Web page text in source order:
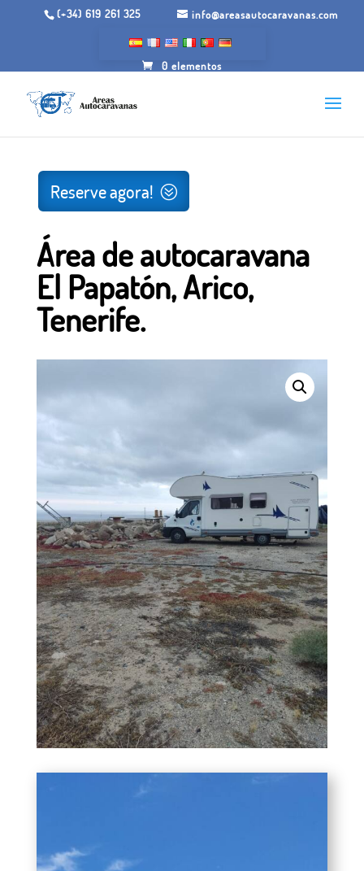
(+34) 619 261 325 info@areasautocaravanas.com
0 elementos
Papatón, Arico, Tenerife.
Reserve agora!
Área de autocaravana
El Papatón, Arico,
Tenerife.